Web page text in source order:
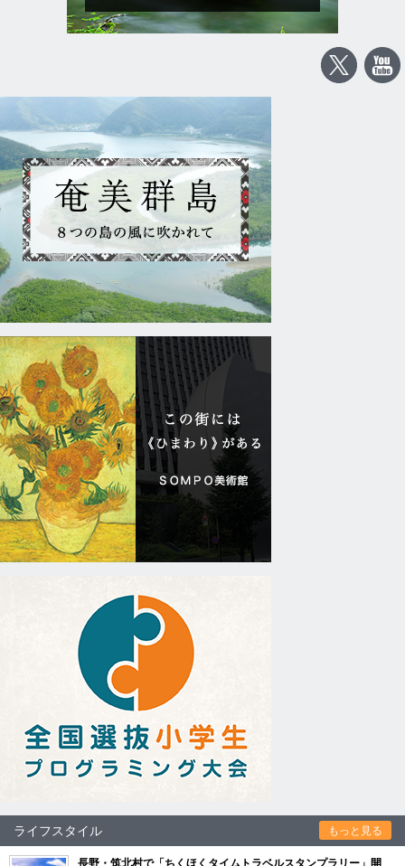
ライフスタイル もっと見る
長野・筑北村で「ちくほくタイムトラベルスタンプラリー」開